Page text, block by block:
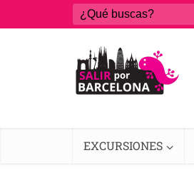
EXCURSIONES